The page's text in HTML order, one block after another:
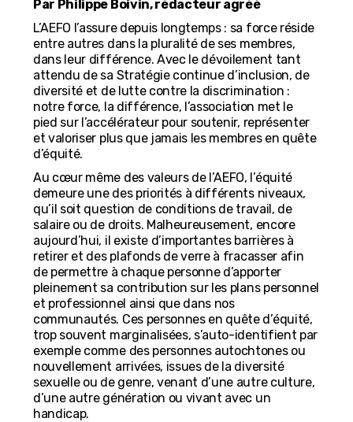
Par Philippe Boivin, rédacteur agréé
L’AEFO l’assure depuis longtemps : sa force réside
entre autres dans la pluralité de ses membres,
dans leur différence. Avec le dévoilement tant
attendu de sa Stratégie continue d’inclusion, de
diversité et de lutte contre la discrimination :
notre force, la différence, l’association met le
pied sur l’accélérateur pour soutenir, représenter
et valoriser plus que jamais les membres en quête
d’équité.
Au cœur même des valeurs de l’AEFO, l’équité
demeure une des priorités à différents niveaux,
qu’il soit question de conditions de travail, de
salaire ou de droits. Malheureusement, encore
aujourd’hui, il existe d’importantes barrières à
retirer et des plafonds de verre à fracasser afin
de permettre à chaque personne d’apporter
pleinement sa contribution sur les plans personnel
et professionnel ainsi que dans nos
communautés. Ces personnes en quête d’équité,
trop souvent marginalisées, s’auto-identifient par
exemple comme des personnes autochtones ou
nouvellement arrivées, issues de la diversité
sexuelle ou de genre, venant d’une autre culture,
d’une autre génération ou vivant avec un
handicap.